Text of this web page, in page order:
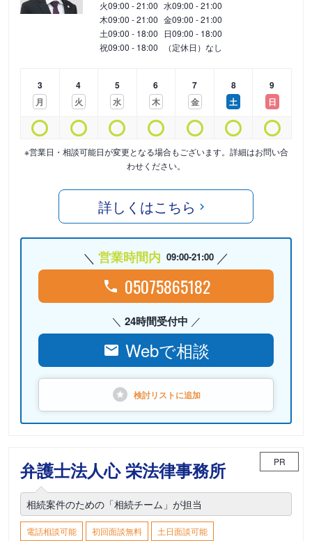
火09:00 - 21:00 水09:00 - 21:00
木09:00 - 21:00 金09:00 - 21:00
土09:00 - 18:00 日09:00 - 18:00
祝09:00 - 18:00 （定休日）なし
3
月
4
火
5
水
6
木
7
金
8
土
9
日
※営業日・相談可能日が変更となる場合もございます。詳細はお問い合
わせください。
詳しくはこちら
営業時間内 09:00-21:00
05075865182
24時間受付中
Webで相談
検討リストに追加
弁護士法人心 栄法律事務所 PR
相続案件のための「相続チーム」が担当
電話相談可能 初回面談無料
土日面談可能